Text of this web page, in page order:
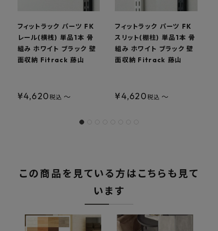
フィットラック パーツ FK
レール(横桟) 単品1本 骨
組み ホワイト ブラック 壁
面収納 Fitrack 藤山
¥4,620税込 〜
フィットラック パーツ FK
スリット(棚柱) 単品1本 骨
組み ホワイト ブラック 壁
面収納 Fitrack 藤山
¥4,620 税込 〜
この商品を見ている方はこちらも見て
います